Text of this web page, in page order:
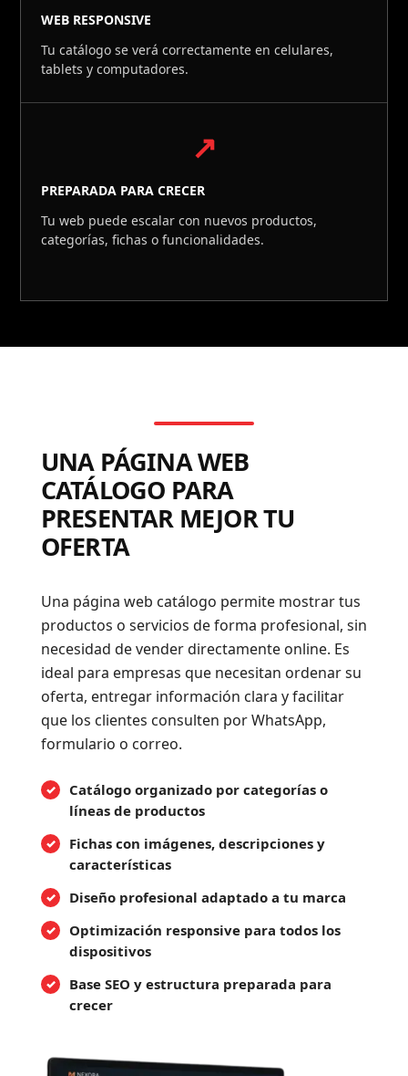
WEB RESPONSIVE
Tu catálogo se verá correctamente en celulares,
tablets y computadores.
↗
PREPARADA PARA CRECER
Tu web puede escalar con nuevos productos,
categorías, fichas o funcionalidades.
UNA PÁGINA WEB
CATÁLOGO PARA
PRESENTAR MEJOR TU
OFERTA
Una página web catálogo permite mostrar tus
productos o servicios de forma profesional, sin
necesidad de vender directamente online. Es
ideal para empresas que necesitan ordenar su
oferta, entregar información clara y facilitar
que los clientes consulten por WhatsApp,
formulario o correo.
Catálogo organizado por categorías o
líneas de productos
Fichas con imágenes, descripciones y
características
Diseño profesional adaptado a tu marca
Optimización responsive para todos los
dispositivos
Base SEO y estructura preparada para
crecer